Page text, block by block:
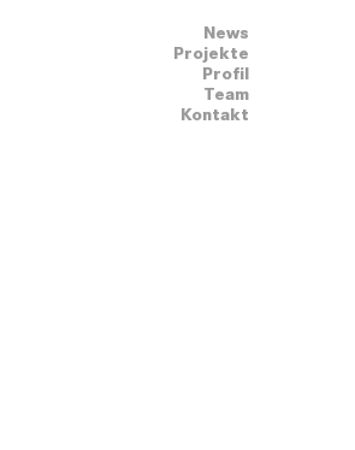
News
Projekte
Profil
Team
Kontakt